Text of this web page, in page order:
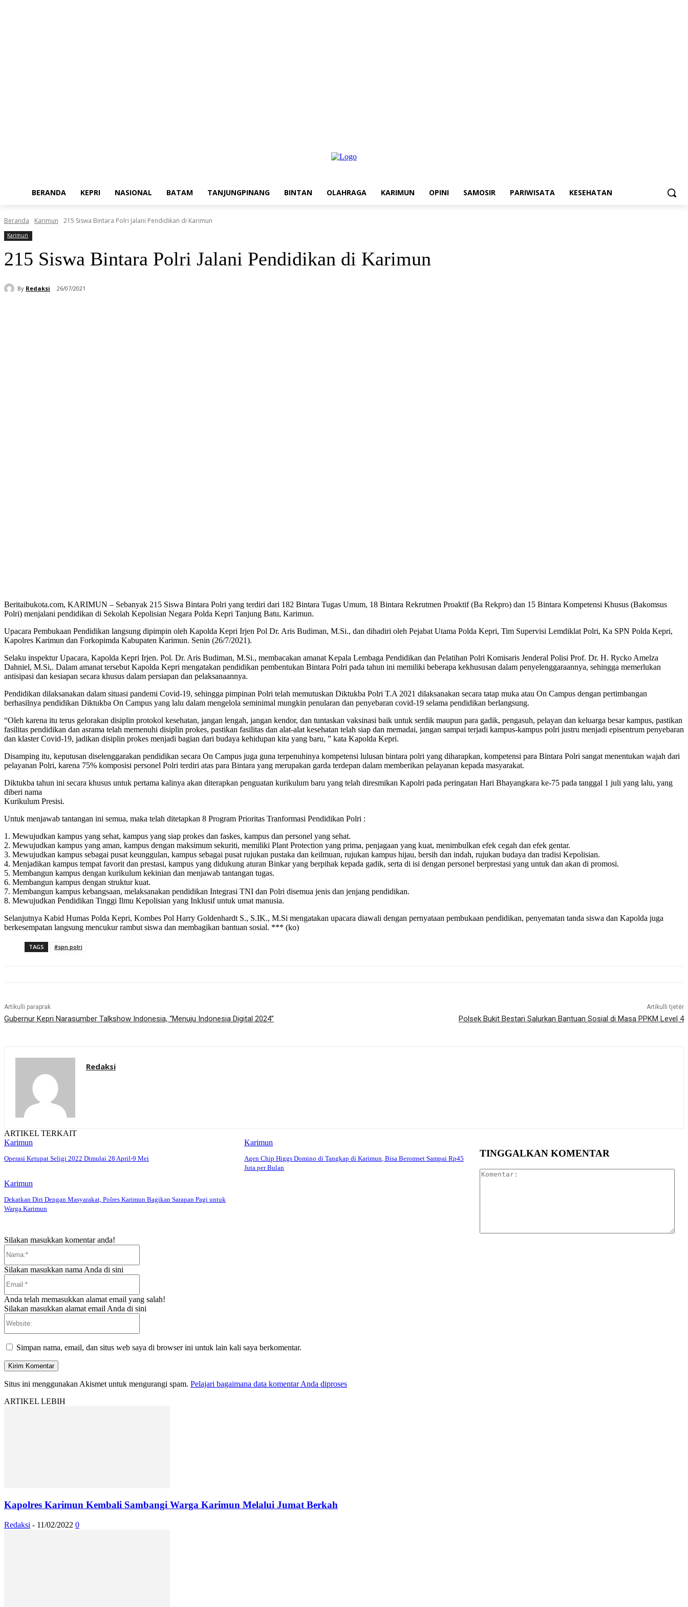
BERANDA KEPRI NASIONAL BATAM TANJUNGPINANG BINTAN OLAHRAGA KARIMUN OPINI SAMOSIR PARIWISATA KESEHATAN
Beranda Karimun 215 Siswa Bintara Polri Jalani Pendidikan di Karimun
Karimun
215 Siswa Bintara Polri Jalani Pendidikan di Karimun
By Redaksi 26/07/2021
Beritaibukota.com, KARIMUN – Sebanyak 215 Siswa Bintara Polri yang terdiri dari 182 Bintara Tugas Umum, 18 Bintara Rekrutmen Proaktif (Ba Rekpro) dan 15 Bintara Kompetensi Khusus (Bakomsus
Polri) menjalani pendidikan di Sekolah Kepolisian Negara Polda Kepri Tanjung Batu, Karimun.
Upacara Pembukaan Pendidikan langsung dipimpin oleh Kapolda Kepri Irjen Pol Dr. Aris Budiman, M.Si., dan dihadiri oleh Pejabat Utama Polda Kepri, Tim Supervisi Lemdiklat Polri, Ka SPN Polda Kepri,
Kapolres Karimun dan Forkopimda Kabupaten Karimun. Senin (26/7/2021).
Selaku inspektur Upacara, Kapolda Kepri Irjen. Pol. Dr. Aris Budiman, M.Si., membacakan amanat Kepala Lembaga Pendidikan dan Pelatihan Polri Komisaris Jenderal Polisi Prof. Dr. H. Rycko Amelza
Dahniel, M.Si,. Dalam amanat tersebut Kapolda Kepri mengatakan pendidikan pembentukan Bintara Polri pada tahun ini memiliki beberapa kekhususan dalam penyelenggaraannya, sehingga memerlukan
antisipasi dan kesiapan secara khusus dalam persiapan dan pelaksanaannya.
Pendidikan dilaksanakan dalam situasi pandemi Covid-19, sehingga pimpinan Polri telah memutuskan Diktukba Polri T.A 2021 dilaksanakan secara tatap muka atau On Campus dengan pertimbangan
berhasilnya pendidikan Diktukba On Campus yang lalu dalam mengelola seminimal mungkin penularan dan penyebaran covid-19 selama pendidikan berlangsung.
“Oleh karena itu terus gelorakan disiplin protokol kesehatan, jangan lengah, jangan kendor, dan tuntaskan vaksinasi baik untuk serdik maupun para gadik, pengasuh, pelayan dan keluarga besar kampus, pastikan
fasilitas pendidikan dan asrama telah memenuhi disiplin prokes, pastikan fasilitas dan alat-alat kesehatan telah siap dan memadai, jangan sampai terjadi kampus-kampus polri justru menjadi episentrum penyebaran
dan klaster Covid-19, jadikan disiplin prokes menjadi bagian dari budaya kehidupan kita yang baru, ” kata Kapolda Kepri.
Disamping itu, keputusan diselenggarakan pendidikan secara On Campus juga guna terpenuhinya kompetensi lulusan bintara polri yang diharapkan, kompetensi para Bintara Polri sangat menentukan wajah dari
pelayanan Polri, karena 75% komposisi personel Polri terdiri atas para Bintara yang merupakan garda terdepan dalam memberikan pelayanan kepada masyarakat.
Diktukba tahun ini secara khusus untuk pertama kalinya akan diterapkan penguatan kurikulum baru yang telah diresmikan Kapolri pada peringatan Hari Bhayangkara ke-75 pada tanggal 1 juli yang lalu, yang
diberi nama
Kurikulum Presisi.
Untuk menjawab tantangan ini semua, maka telah ditetapkan 8 Program Prioritas Tranformasi Pendidikan Polri :
1. Mewujudkan kampus yang sehat, kampus yang siap prokes dan faskes, kampus dan personel yang sehat.
2. Mewujudkan kampus yang aman, kampus dengan maksimum sekuriti, memiliki Plant Protection yang prima, penjagaan yang kuat, menimbulkan efek cegah dan efek gentar.
3. Mewujudkan kampus sebagai pusat keunggulan, kampus sebagai pusat rujukan pustaka dan keilmuan, rujukan kampus hijau, bersih dan indah, rujukan budaya dan tradisi Kepolisian.
4. Menjadikan kampus tempat favorit dan prestasi, kampus yang didukung aturan Binkar yang berpihak kepada gadik, serta di isi dengan personel berprestasi yang untuk dan akan di promosi.
5. Membangun kampus dengan kurikulum kekinian dan menjawab tantangan tugas.
6. Membangun kampus dengan struktur kuat.
7. Membangun kampus kebangsaan, melaksanakan pendidikan Integrasi TNI dan Polri disemua jenis dan jenjang pendidikan.
8. Mewujudkan Pendidikan Tinggi Ilmu Kepolisian yang Inklusif untuk umat manusia.
Selanjutnya Kabid Humas Polda Kepri, Kombes Pol Harry Goldenhardt S., S.IK., M.Si mengatakan upacara diawali dengan pernyataan pembukaan pendidikan, penyematan tanda siswa dan Kapolda juga
berkesempatan langsung mencukur rambut siswa dan membagikan bantuan sosial. *** (ko)
TAGS #spn polri
Artikulli paraprak
Gubernur Kepri Narasumber Talkshow Indonesia, “Menuju Indonesia Digital 2024”
Artikulli tjetër
Polsek Bukit Bestari Salurkan Bantuan Sosial di Masa PPKM Level 4
Redaksi
ARTIKEL TERKAIT
Karimun
Operasi Ketupat Seligi 2022 Dimulai 28 April-9 Mei
Karimun
Agen Chip Higgs Domino di Tangkap di Karimun, Bisa Beromset Sampai Rp45
Juta per Bulan
Karimun
Dekatkan Diri Dengan Masyarakat, Polres Karimun Bagikan Sarapan Pagi untuk
Warga Karimun
TINGGALKAN KOMENTAR
Silakan masukkan komentar anda!
Silakan masukkan nama Anda di sini
Anda telah memasukkan alamat email yang salah!
Silakan masukkan alamat email Anda di sini
Simpan nama, email, dan situs web saya di browser ini untuk lain kali saya berkomentar.
Situs ini menggunakan Akismet untuk mengurangi spam. Pelajari bagaimana data komentar Anda diproses
ARTIKEL LEBIH
Kapolres Karimun Kembali Sambangi Warga Karimun Melalui Jumat Berkah
Redaksi - 11/02/2022 0